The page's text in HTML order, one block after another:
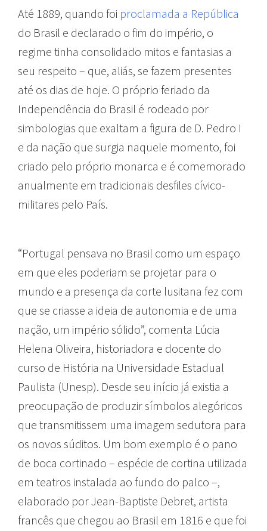
Até 1889, quando foi proclamada a República
do Brasil e declarado o fim do império, o
regime tinha consolidado mitos e fantasias a
seu respeito – que, aliás, se fazem presentes
até os dias de hoje. O próprio feriado da
Independência do Brasil é rodeado por
simbologias que exaltam a figura de D. Pedro I
e da nação que surgia naquele momento, foi
criado pelo próprio monarca e é comemorado
anualmente em tradicionais desfiles cívico-
militares pelo País.
“Portugal pensava no Brasil como um espaço
em que eles poderiam se projetar para o
mundo e a presença da corte lusitana fez com
que se criasse a ideia de autonomia e de uma
nação, um império sólido”, comenta Lúcia
Helena Oliveira, historiadora e docente do
curso de História na Universidade Estadual
Paulista (Unesp). Desde seu início já existia a
preocupação de produzir símbolos alegóricos
que transmitissem uma imagem sedutora para
os novos súditos. Um bom exemplo é o pano
de boca cortinado – espécie de cortina utilizada
em teatros instalada ao fundo do palco –,
elaborado por Jean-Baptiste Debret, artista
francês que chegou ao Brasil em 1816 e que foi